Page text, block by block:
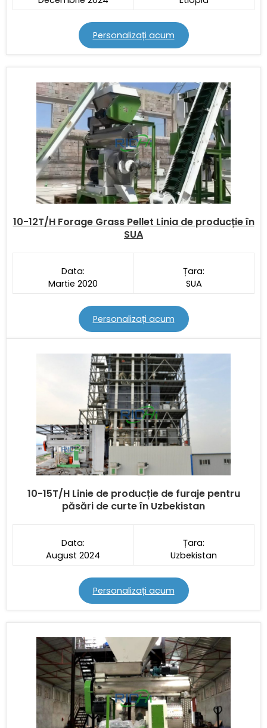
Personalizați acum
10-12T/H Forage Grass Pellet Linia de producție în
SUA
Data:
Martie 2020
Țara:
SUA
Personalizați acum
10-15T/H Linie de producție de furaje pentru
păsări de curte în Uzbekistan
Data:
August 2024
Țara:
Uzbekistan
Personalizați acum